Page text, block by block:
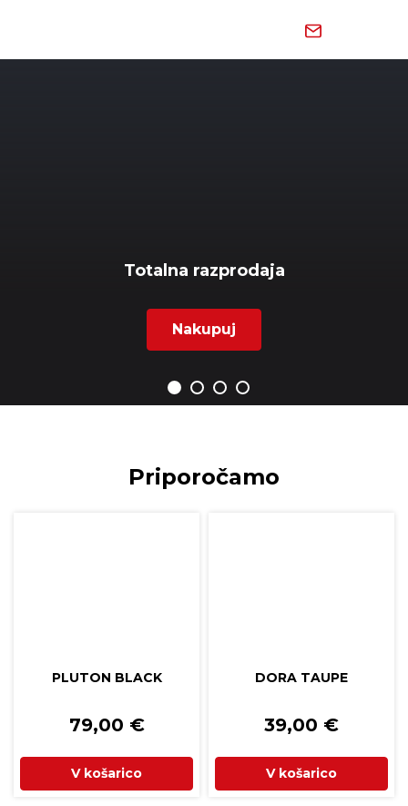
Totalna razprodaja
Nakupuj
Priporočamo
PLUTON BLACK
79,00 €
V košarico
DORA TAUPE
39,00 €
V košarico